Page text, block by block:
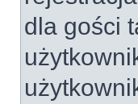
dla gości